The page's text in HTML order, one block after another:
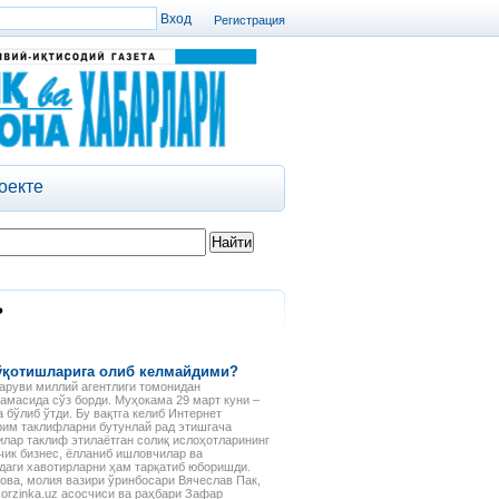
Регистрация
олиб келмайдими?
миллий агентлиги томонидан
сўз борди. Муҳокама 29 март куни –
ўтди. Бу вақтга келиб Интернет
таклифларни бутунлай рад этишгача
таклиф этилаётган солиқ ислоҳотларининг
бизнес, ёлланиб ишловчилар ва
хавотирларни ҳам тарқатиб юборишди.
молия вазири ўринбосари Вячеслав Пак,
асосчиси ва раҳбари Зафар